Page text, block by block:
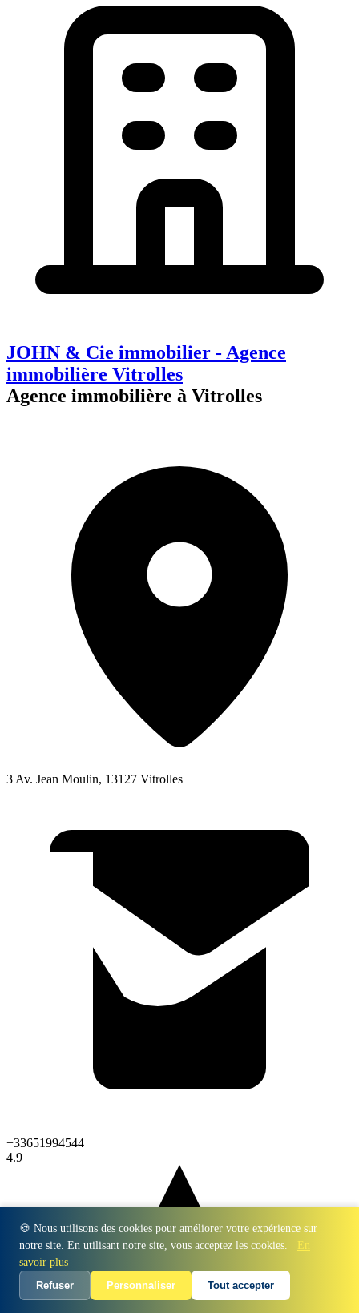
🍪 Nous utilisons des cookies pour améliorer votre expérience sur
notre site. En utilisant notre site, vous acceptez les cookies.
En
savoir plus
Refuser
Personnaliser Tout accepter
JOHN & Cie immobilier - Agence
immobilière Vitrolles
Agence immobilière à Vitrolles
3 Av. Jean Moulin, 13127 Vitrolles
+33651994544
4.9